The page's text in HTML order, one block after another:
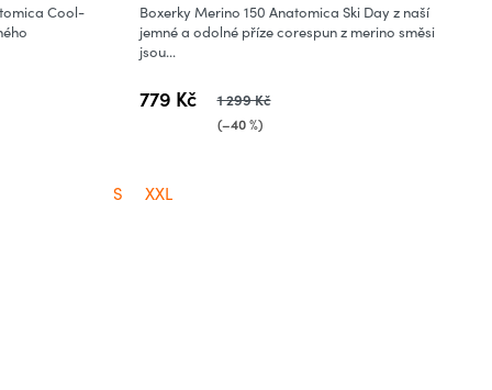
Cool-
779 Kč 1 299 Kč
(–40 %)
Boxerky Merino 150 Anatomica Ski Day z naší
jemné a odolné příze corespun z merino směsi
jsou...
S XXL